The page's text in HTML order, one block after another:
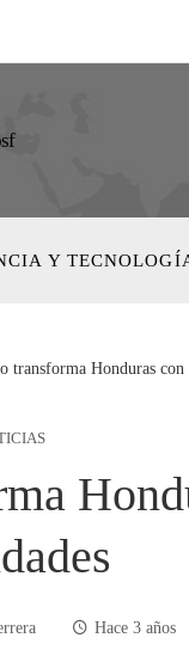
Y
Honduras con
Hace 3 años